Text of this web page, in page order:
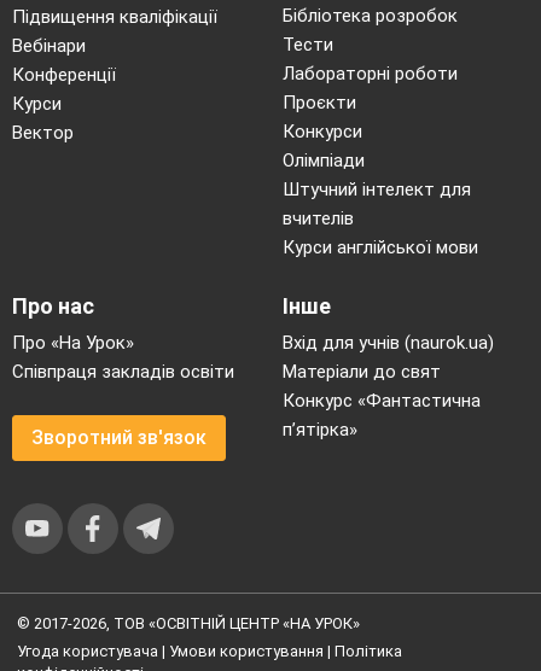
Підвищення кваліфікації
Вебінари
Конференції
Курси
Вектор
Бібліотека розробок
Тести
Лабораторні роботи
Проєкти
Конкурси
Олімпіади
Штучний інтелект для
вчителів
Курси англійської мови
Про нас
Про «На Урок»
Співпраця закладів освіти
Зворотний зв'язок
Інше
Вхід для учнів (naurok.ua)
Матеріали до свят
Конкурс «Фантастична
п’ятірка»
© 2017-2026, ТОВ «ОСВІТНІЙ ЦЕНТР «НА УРОК»
Угода користувача | Умови користування | Політика